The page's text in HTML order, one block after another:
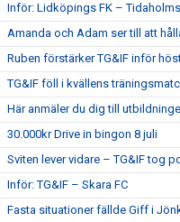
Inför: Lidköpings FK –
Amanda och Adam ser till att
Ruben förstärker TG&IF inför
TG&IF föll i kvällens
Här anmäler du dig till
30.000kr Drive in bingon 8 juli
Sviten lever vidare – TG&IF tog
Inför: TG&IF – Skara FC
Fasta situationer fällde Giff i